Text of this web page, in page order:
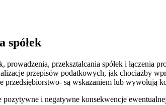
spółek
przekształcania spółek i
przepisów podatkowych, jak chociażby
są wskazaniem lub wywołują
i negatywne konsekwencje